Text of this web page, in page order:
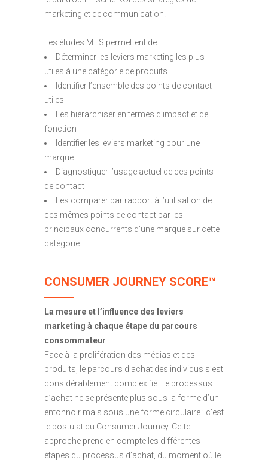
marketing et de communication.
Les études MTS permettent de :
Déterminer les leviers marketing les plus
utiles à une catégorie de produits
Identifier l’ensemble des points de contact
utiles
Les hiérarchiser en termes d’impact et de
fonction
Identifier les leviers marketing pour une
marque
Diagnostiquer l’usage actuel de ces points
de contact
Les comparer par rapport à l’utilisation de
ces mêmes points de contact par les
principaux concurrents d’une marque sur cette
catégorie
CONSUMER JOURNEY SCORE™
La mesure et l’influence des leviers
marketing à chaque étape du parcours
consommateur.
Face à la prolifération des médias et des
produits, le parcours d’achat des individus s’est
considérablement complexifié. Le processus
d’achat ne se présente plus sous la forme d’un
entonnoir mais sous une forme circulaire : c’est
le postulat du Consumer Journey. Cette
approche prend en compte les différentes
étapes du processus d’achat, du moment où le